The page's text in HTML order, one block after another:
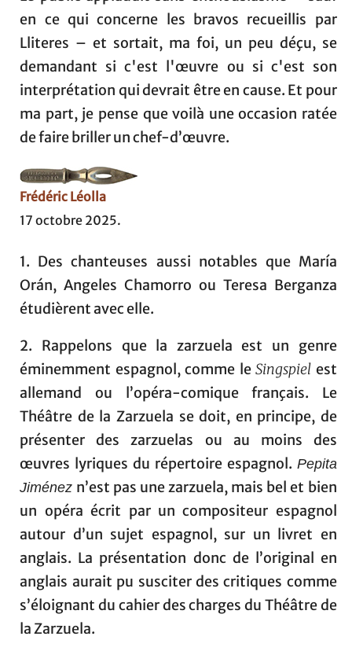
en ce qui concerne les bravos recueillis par
Lliteres – et sortait, ma foi, un peu déçu, se
demandant si c'est l'œuvre ou si c'est son
interprétation qui devrait être en cause. Et pour
ma part, je pense que voilà une occasion ratée
de faire briller un chef-d’œuvre.
Frédéric Léolla
17 octobre 2025.
1. Des chanteuses aussi notables que María
Orán, Angeles Chamorro ou Teresa Berganza
étudièrent avec elle.
2. Rappelons que la zarzuela est un genre
éminemment espagnol, comme leSingspiel est
allemand ou l’opéra-comique français. Le
Théâtre de la Zarzuela se doit, en principe, de
présenter des zarzuelas ou au moins des
œuvres lyriques du répertoire espagnol. Pepita
Jiménez n’est pas une zarzuela, mais bel et bien
un opéra écrit par un compositeur espagnol
autour d’un sujet espagnol, sur un livret en
anglais. La présentation donc de l’original en
anglais aurait pu susciter des critiques comme
s’éloignant du cahier des charges du Théâtre de
la Zarzuela.